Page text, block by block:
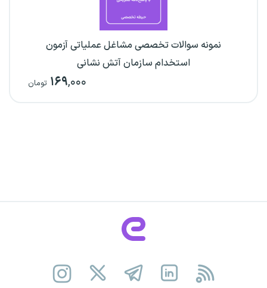
نمونه سوالات تخصصی مشاغل عملیاتی آزمون
استخدام سازمان آتش نشانی
۱۶۹,۰۰۰ تومان